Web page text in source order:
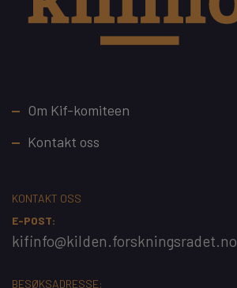
Footer
Om Kif-komiteen
Kontakt oss
KONTAKT OSS
E-POST:
kifinfo@kilden.forskningsradet.no
BESØKSADRESSE: